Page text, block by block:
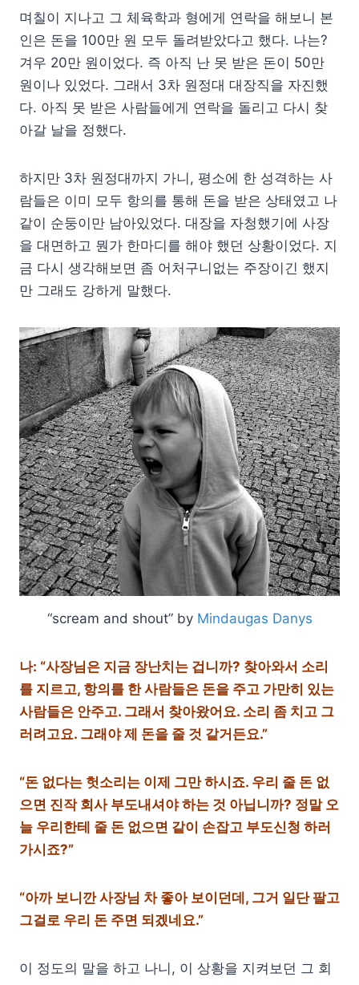
며칠이 지나고 그 체육학과 형에게 연락을 해보니 본
인은 돈을 100만 원 모두 돌려받았다고 했다. 나는?
겨우 20만 원이었다. 즉 아직 난 못 받은 돈이 50만
원이나 있었다. 그래서 3차 원정대 대장직을 자진했
다. 아직 못 받은 사람들에게 연락을 돌리고 다시 찾
아갈 날을 정했다.
하지만 3차 원정대까지 가니, 평소에 한 성격하는 사
람들은 이미 모두 항의를 통해 돈을 받은 상태였고 나
같이 순둥이만 남아있었다. 대장을 자청했기에 사장
을 대면하고 뭔가 한마디를 해야 했던 상황이었다. 지
금 다시 생각해보면 좀 어처구니없는 주장이긴 했지
만 그래도 강하게 말했다.
“scream and shout” by Mindaugas Danys
나: “사장님은 지금 장난치는 겁니까? 찾아와서 소리
를 지르고, 항의를 한 사람들은 돈을 주고 가만히 있는
사람들은 안주고. 그래서 찾아왔어요. 소리 좀 치고 그
러려고요. 그래야 제 돈을 줄 것 같거든요.”
“돈 없다는 헛소리는 이제 그만 하시죠. 우리 줄 돈 없
으면 진작 회사 부도내셔야 하는 것 아닙니까? 정말 오
늘 우리한테 줄 돈 없으면 같이 손잡고 부도신청 하러
가시죠?”
“아까 보니깐 사장님 차 좋아 보이던데, 그거 일단 팔고
그걸로 우리 돈 주면 되겠네요.”
이 정도의 말을 하고 나니, 이 상황을 지켜보던 그 회